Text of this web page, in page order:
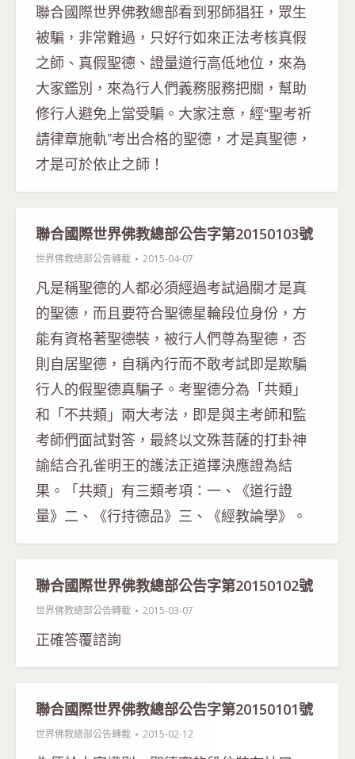
聯合國際世界佛教總部看到邪師猖狂，眾生
被騙，非常難過，只好行如來正法考核真假
之師、真假聖德、證量道行高低地位，來為
大家鑑別，來為行人們義務服務把關，幫助
修行人避免上當受騙。大家注意，經“聖考祈
請律章施軌”考出合格的聖德，才是真聖德，
才是可於依止之師！
聯合國際世界佛教總部公告字第20150103號
世界佛教總部公告轉載 2015-04-07
凡是稱聖德的人都必須經過考試過關才是真
的聖德，而且要符合聖德星輪段位身份，方
能有資格著聖德裝，被行人們尊為聖德，否
則自居聖德，自稱內行而不敢考試即是欺騙
行人的假聖德真騙子。考聖德分為「共類」
和「不共類」兩大考法，即是與主考師和監
考師們面試對答，最終以文殊菩薩的打卦神
諭結合孔雀明王的護法正道擇決應證為結
果。「共類」有三類考項：一、《道行證
量》二、《行持德品》三、《經教論學》。
聯合國際世界佛教總部公告字第20150102號
世界佛教總部公告轉載 2015-03-07
正確答覆諮詢
聯合國際世界佛教總部公告字第20150101號
世界佛教總部公告轉載 2015-02-12